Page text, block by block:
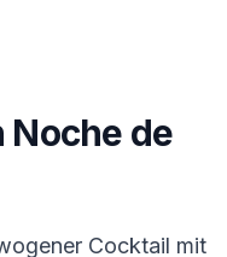
de
Cocktail mit